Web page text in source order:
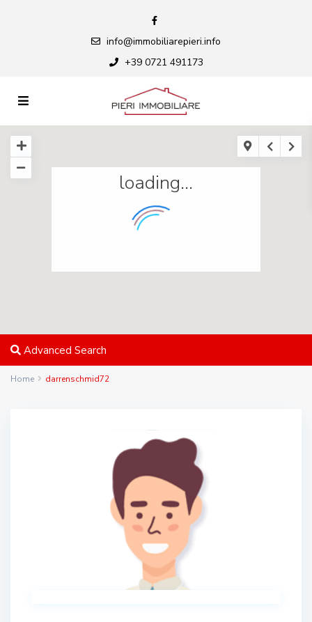
info@immobiliarepieri.info
+39 0721 491173
loading...
Advanced Search
Home darrenschmid72